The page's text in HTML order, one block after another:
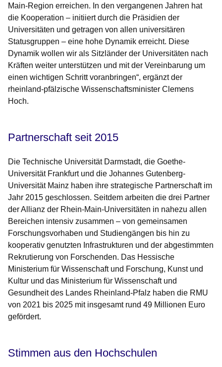
Main-Region erreichen. In den vergangenen Jahren hat
die Kooperation – initiiert durch die Präsidien der
Universitäten und getragen von allen universitären
Statusgruppen – eine hohe Dynamik erreicht. Diese
Dynamik wollen wir als Sitzländer der Universitäten nach
Kräften weiter unterstützen und mit der Vereinbarung um
einen wichtigen Schritt voranbringen“, ergänzt der
rheinland-pfälzische Wissenschaftsminister Clemens
Hoch.
Partnerschaft seit 2015
Die Technische Universität Darmstadt, die Goethe-
Universität Frankfurt und die Johannes Gutenberg-
Universität Mainz haben ihre strategische Partnerschaft im
Jahr 2015 geschlossen. Seitdem arbeiten die drei Partner
der Allianz der Rhein-Main-Universitäten in nahezu allen
Bereichen intensiv zusammen – von gemeinsamen
Forschungsvorhaben und Studiengängen bis hin zu
kooperativ genutzten Infrastrukturen und der abgestimmten
Rekrutierung von Forschenden. Das Hessische
Ministerium für Wissenschaft und Forschung, Kunst und
Kultur und das Ministerium für Wissenschaft und
Gesundheit des Landes Rheinland-Pfalz haben die RMU
von 2021 bis 2025 mit insgesamt rund 49 Millionen Euro
gefördert.
Stimmen aus den Hochschulen